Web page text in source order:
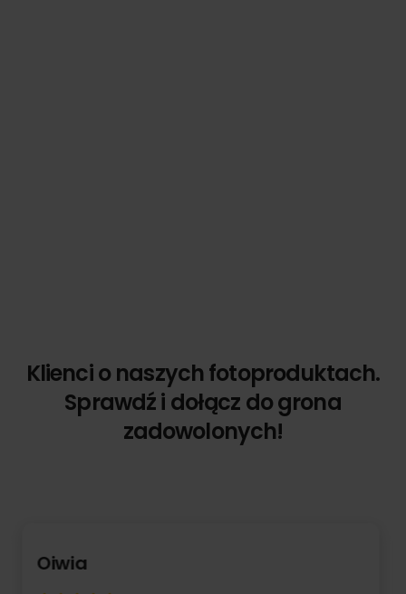
Klienci o naszych fotoproduktach.
Sprawdź i dołącz do grona
zadowolonych!
Ewa